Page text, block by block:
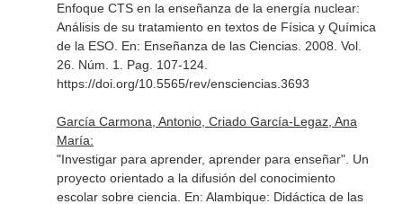
Enfoque CTS en la enseñanza de la energía nuclear:
Análisis de su tratamiento en textos de Física y Química
de la ESO. En: Enseñanza de las Ciencias. 2008. Vol.
26. Núm. 1. Pag. 107-124.
https://doi.org/10.5565/rev/ensciencias.3693
García Carmona, Antonio, Criado García-Legaz, Ana
María:
"Investigar para aprender, aprender para enseñar". Un
proyecto orientado a la difusión del conocimiento
escolar sobre ciencia. En: Alambique: Didáctica de las